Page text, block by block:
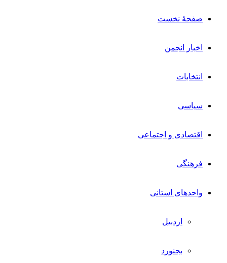
صفحۀ نخست
اخبار انجمن
انتخابات
سیاسی
اقتصادی و اجتماعی
فرهنگی
واحدهای استانی
اردبیل
بجنورد